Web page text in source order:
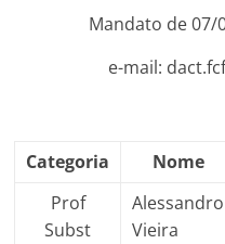
Mandato de 07/
e-mail: dact.fcf
Categoria Nome
Prof
Subst
Alessandro
Vieira